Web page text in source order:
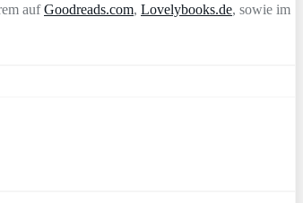
aufGoodreads.com, Lovelybooks.de, sowie im